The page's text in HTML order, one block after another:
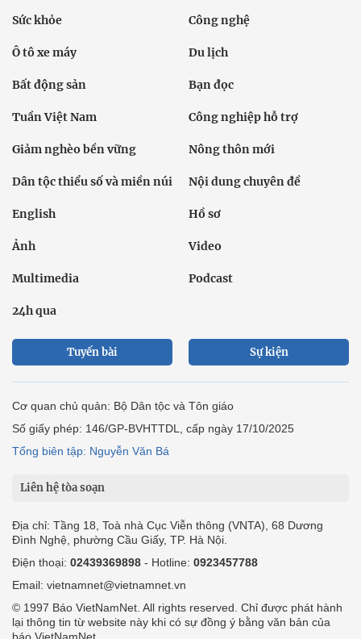
Sức khỏe Công nghệ
Ô tô xe máy Du lịch
Bất động sản Bạn đọc
Tuần Việt Nam Công nghiệp hỗ trợ
Giảm nghèo bền vững Nông thôn mới
Dân tộc thiểu số và miền núi Nội dung chuyên đề
English Hồ sơ
Ảnh Video
Multimedia Podcast
24h qua
Tuyến bài Sự kiện
Cơ quan chủ quản: Bộ Dân tộc và Tôn giáo
Số giấy phép: 146/GP-BVHTTDL, cấp ngày 17/10/2025
Tổng biên tập: Nguyễn Văn Bá
Liên hệ tòa soạn
Địa chỉ: Tầng 18, Toà nhà Cục Viễn thông (VNTA), 68 Dương
Đình Nghệ, phường Cầu Giấy, TP. Hà Nội.
Điện thoại: 02439369898 - Hotline: 0923457788
Email: vietnamnet@vietnamnet.vn
© 1997 Báo VietNamNet. All rights reserved. Chỉ được phát hành
lại thông tin từ website này khi có sự đồng ý bằng văn bản của